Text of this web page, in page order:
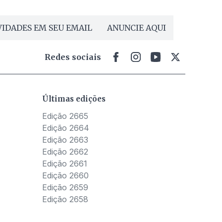
EM SEU EMAIL ANUNCIE AQUI
Redes sociais
Últimas edições
Edição 2665
Edição 2664
Edição 2663
Edição 2662
Edição 2661
Edição 2660
Edição 2659
Edição 2658